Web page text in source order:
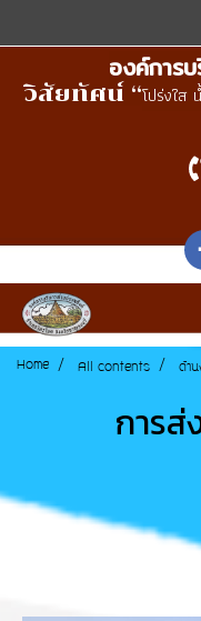
องค์การ
วิสัยทัศน์ “โปร่งใส
Home All contents ด้า
การส่